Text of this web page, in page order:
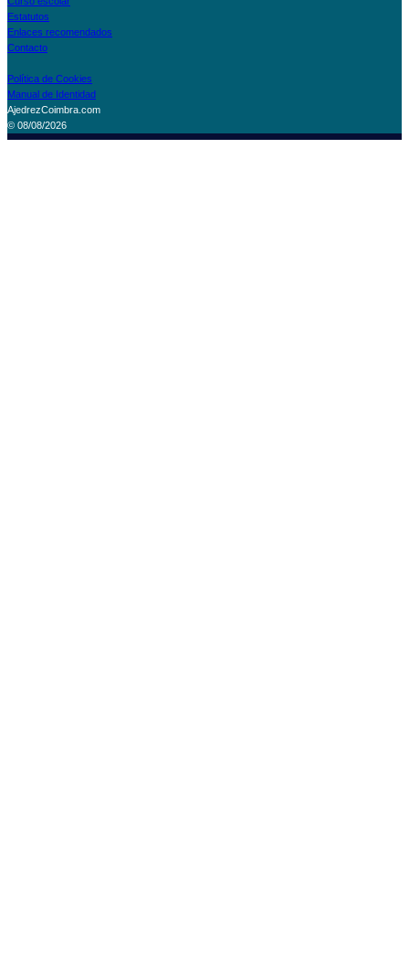
Estatutos
Enlaces recomendados
Contacto
Política de Cookies
Manual de Identidad
AjedrezCoimbra.com
© 08/08/2026